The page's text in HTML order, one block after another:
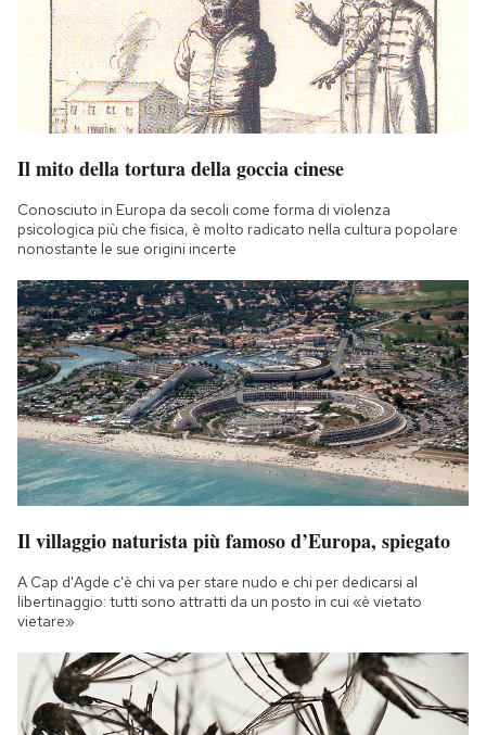
Il mito della tortura della goccia cinese
Conosciuto in Europa da secoli come forma di violenza
psicologica più che fisica, è molto radicato nella cultura popolare
nonostante le sue origini incerte
Il villaggio naturista più famoso d’Europa, spiegato
A Cap d'Agde c'è chi va per stare nudo e chi per dedicarsi al
libertinaggio: tutti sono attratti da un posto in cui «è vietato
vietare»